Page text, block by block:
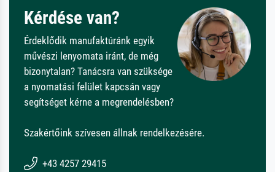
Kérdése van?
Érdeklődik manufaktúránk egyik
művészi lenyomata iránt, de még
bizonytalan? Tanácsra van szüksége
a nyomatási felület kapcsán vagy
segítséget kérne a megrendelésben?
Szakértőink szívesen állnak rendelkezésére.
+43 4257 29415